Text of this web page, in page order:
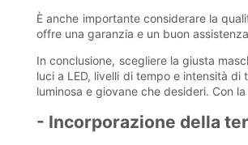
È anche importante considerare la
offre una garanzia e un buon
In conclusione, scegliere la giusta
luci a LED, livelli di tempo e intensità
luminosa e giovane che desideri. Con
- Incorporazione della